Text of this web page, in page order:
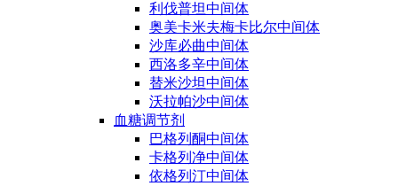
利伐普坦中间体
奥美卡米夫梅卡比尔中间体
沙库必曲中间体
西洛多辛中间体
替米沙坦中间体
沃拉帕沙中间体
血糖调节剂
巴格列酮中间体
卡格列净中间体
依格列汀中间体